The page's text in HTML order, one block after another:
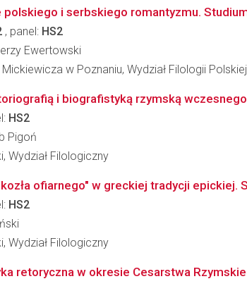
i serbskiego romantyzmu.
, panel: HS2
Ewertowski
w Poznaniu, Wydział Filologii
i biografistyką rzymską
HS2
Pigoń
Wydział Filologiczny
ofiarnego" w greckiej tradycji epickiej.
HS2
Wydział Filologiczny
retoryczna w okresie Cesarstwa